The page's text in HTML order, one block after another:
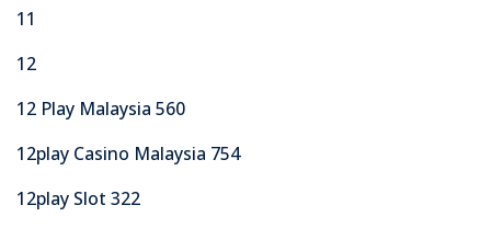
11
12
12 Play Malaysia 560
12play Casino Malaysia 754
12play Slot 322